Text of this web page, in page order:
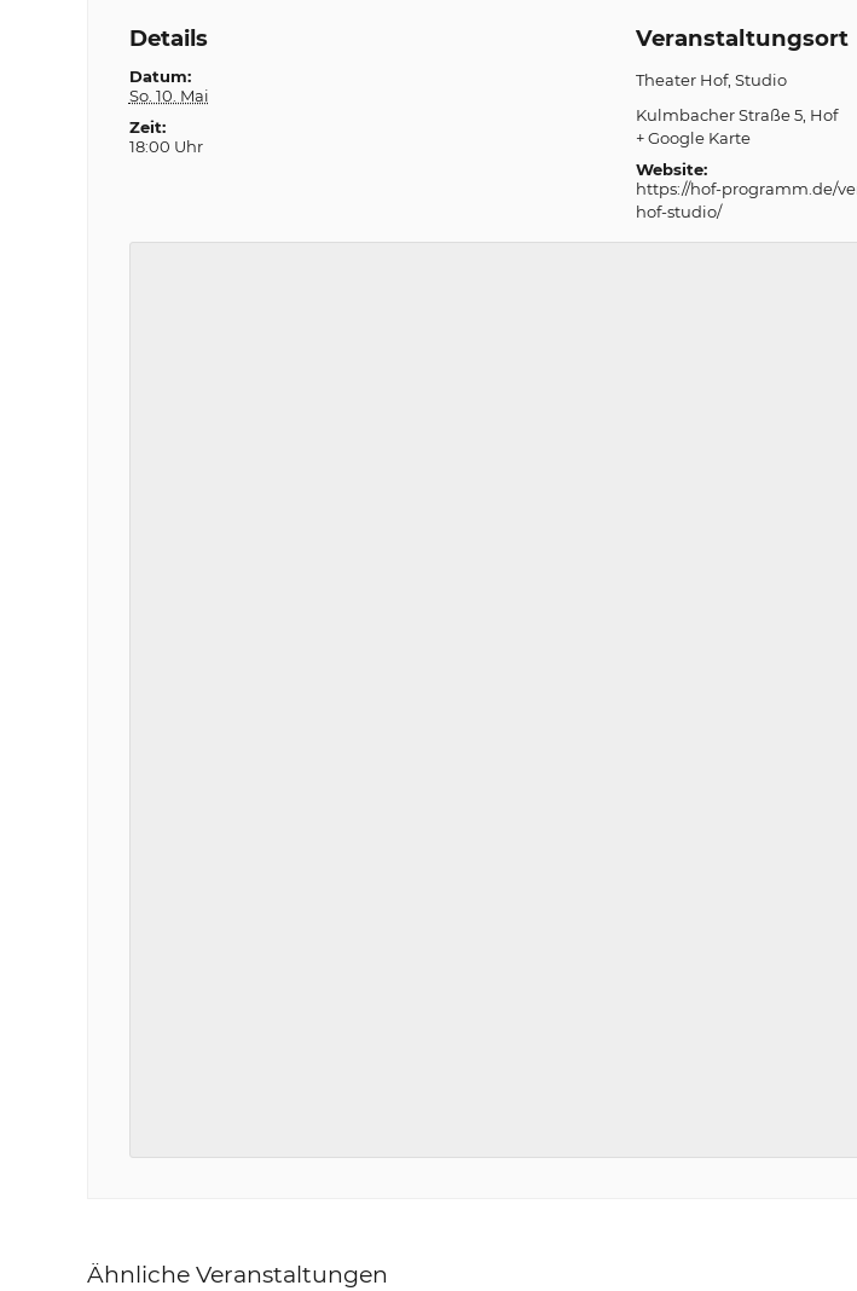
Details
Datum:
So. 10. Mai
Zeit:
18:00 Uhr
Veranstaltungsort
Theater Hof, Studio
Kulmbacher Straße 5 Hof
+ Google Karte
Website:
https://hof-programm.de/
hof-studio/
Ähnliche Veranstaltungen